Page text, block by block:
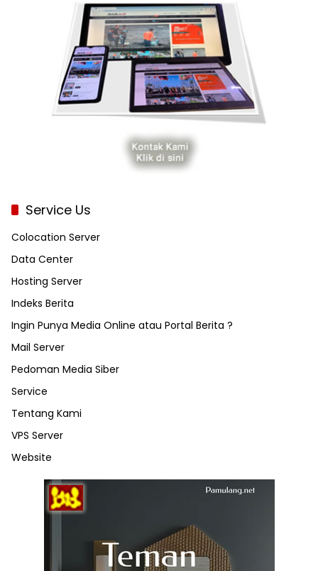
Service Us
Colocation Server
Data Center
Hosting Server
Indeks Berita
Ingin Punya Media Online atau Portal Berita ?
Mail Server
Pedoman Media Siber
Service
Tentang Kami
VPS Server
Website